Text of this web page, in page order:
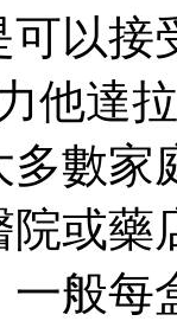
以
他達
數家
或
般每